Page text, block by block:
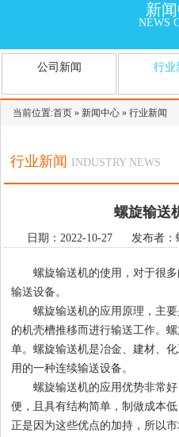
1 2
新
NEWS
公司新闻 行业
当前位置:首页 » 新闻中心 » 行业新闻
行业新闻 INDUSTRY NEWS
螺旋输送
日期：2022-10-27 发布者：
螺旋输送机的使用，对于很
输送设备。
螺旋输送机的应用原理，主
的机壳槽推移而进行输送工作。
单。螺旋输送机是冶金、建材、
用的一种连续输送设备。
螺旋输送机的应用优势非常
便，且具有结构简单，制做成本
正是因为这些优点的加持，所以